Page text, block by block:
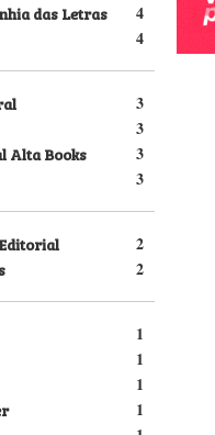
4
das Letras
4
3
3
3
Alta Books
3
2
2
1
1
1
1